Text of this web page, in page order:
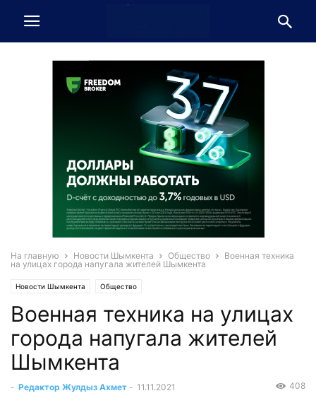
На главную Новости Шымкента Общество
Военная техника
на улицах города напугала жителей Шымкента
Новости Шымкента Общество
Военная техника на улицах
города напугала жителей
Шымкента
- Редактор Жулдыз Ахмет - 11.11.2021 408